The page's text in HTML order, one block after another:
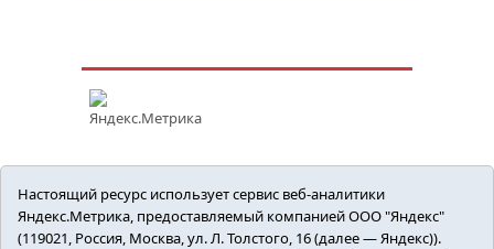
Настоящий ресурс использует сервис веб-аналитики
Яндекс.Метрика, предоставляемый компанией ООО "Яндекс"
(119021, Россия, Москва, ул. Л. Толстого, 16 (далее — Яндекс)).